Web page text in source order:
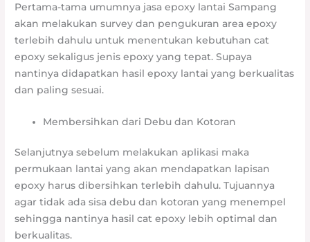
Pertama-tama umumnya jasa epoxy lantai Sampang
akan melakukan survey dan pengukuran area epoxy
terlebih dahulu untuk menentukan kebutuhan cat
epoxy sekaligus jenis epoxy yang tepat. Supaya
nantinya didapatkan hasil epoxy lantai yang berkualitas
dan paling sesuai.
Membersihkan dari Debu dan Kotoran
Selanjutnya sebelum melakukan aplikasi maka
permukaan lantai yang akan mendapatkan lapisan
epoxy harus dibersihkan terlebih dahulu. Tujuannya
agar tidak ada sisa debu dan kotoran yang menempel
sehingga nantinya hasil cat epoxy lebih optimal dan
berkualitas.